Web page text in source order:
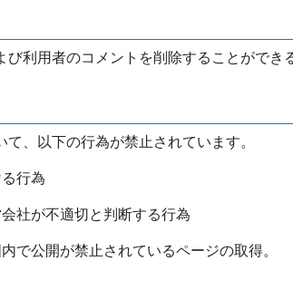
利用者のコメントを削除することができ
、以下の行為が禁止されています。
行為
社が不適切と判断する行為
で公開が禁止されているページの取得。